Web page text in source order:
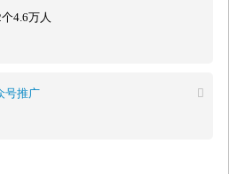
4.6万人
号推广
